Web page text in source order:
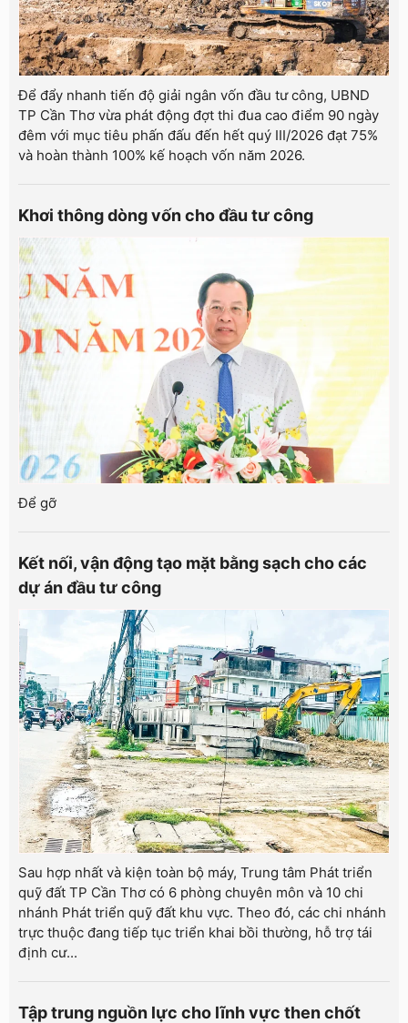
Để đẩy nhanh tiến độ giải ngân vốn đầu tư công, UBND
TP Cần Thơ vừa phát động đợt thi đua cao điểm 90 ngày
đêm với mục tiêu phấn đấu đến hết quý III/2026 đạt 75%
và hoàn thành 100% kế hoạch vốn năm 2026.
Khơi thông dòng vốn cho đầu tư công
Để gỡ
Kết nối, vận động tạo mặt bằng sạch cho các
dự án đầu tư công
Sau hợp nhất và kiện toàn bộ máy, Trung tâm Phát triển
quỹ đất TP Cần Thơ có 6 phòng chuyên môn và 10 chi
nhánh Phát triển quỹ đất khu vực. Theo đó, các chi nhánh
trực thuộc đang tiếp tục triển khai bồi thường, hỗ trợ tái
định cư...
Tập trung nguồn lực cho lĩnh vực then chốt